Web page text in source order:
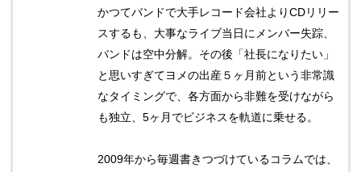
かつてバンドで大手レコード会社よりCDリリー
スするも、大事なライブ当日にメンバー失踪、
バンドは空中分解。その後「社長になりたい」
と思いすぎてヨメの出産５ヶ月前という非常識
なタイミングで、各方面から非難を受けながら
も独立、5ヶ月でビジネスを軌道に乗せる。
2009年から毎週書きつづけているコラムでは、